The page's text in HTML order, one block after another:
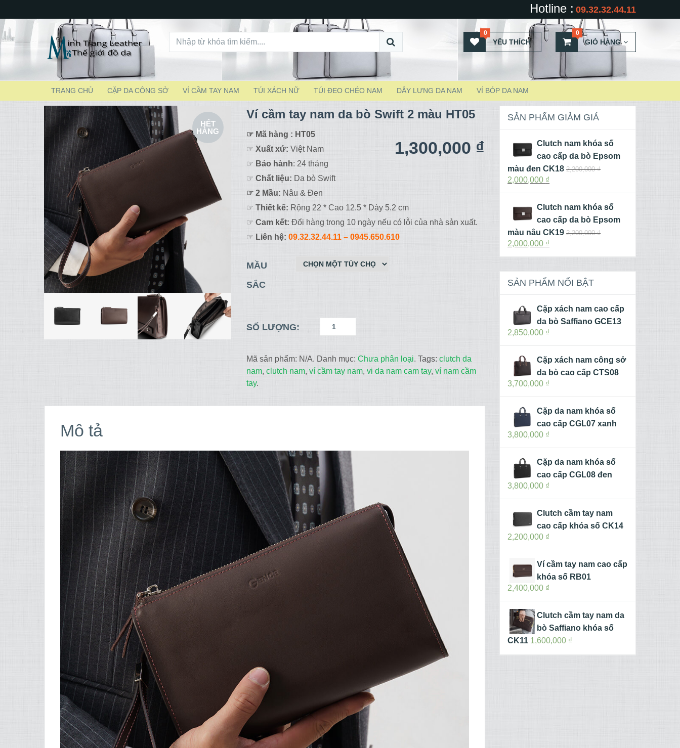
Hotline : 09.32.32.44.11
YÊU THÍCH
0
GIỎ HÀNG
0
TRANG CHỦ CẶP DA CÔNG SỞ VÍ CẦM TAY NAM TÚI XÁCH NỮ TÚI ĐEO CHÉO NAM DÂY LƯNG DA NAM VÍ BÓP DA NAM
HẾT
HÀNG
Ví cầm tay nam da bò Swift 2 màu HT05
1,300,000 ₫
☞ Mã hàng : HT05
☞ Xuất xứ: Việt Nam
☞ Bảo hành: 24 tháng
☞ Chất liệu: Da bò Swift
☞ 2 Mầu: Nâu & Đen
☞ Thiết kế: Rộng 22 * Cao 12.5 * Dày 5.2 cm
☞ Cam kết: Đổi hàng trong 10 ngày nếu có lỗi của nhà sản xuất.
☞ Liên hệ: 09.32.32.44.11– 0945.650.610
MẦU
SẮC
SỐ LƯỢNG:
Mã sản phẩm: N/A. Danh mục: Chưa phân loại. Tags: clutch da
nam, clutch nam, ví cầm tay nam, vi da nam cam tay, ví nam cầm
tay.
Mô tả
SẢN PHẨM GIẢM GIÁ
Clutch nam khóa số
cao cấp da bò Epsom
màu đen CK18 2,200,000₫
2,000,000 ₫
Clutch nam khóa số
cao cấp da bò Epsom
màu nâu CK19 2,200,000₫
2,000,000 ₫
SẢN PHẨM NỔI BẬT
Cặp xách nam cao cấp
da bò Saffiano GCE13
2,850,000 ₫
Cặp xách nam công sở
da bò cao cấp CTS08
3,700,000 ₫
Cặp da nam khóa số
cao cấp CGL07 xanh
3,800,000 ₫
Cặp da nam khóa số
cao cấp CGL08 đen
3,800,000 ₫
Clutch cầm tay nam
cao cấp khóa số CK14
2,200,000 ₫
Ví cầm tay nam cao cấp
khóa số RB01
2,400,000 ₫
Clutch cầm tay nam da
bò Saffiano khóa số
CK11 1,600,000 ₫